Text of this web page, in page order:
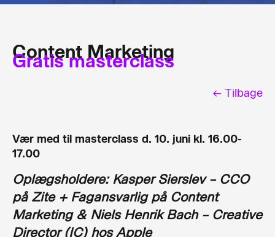
Content Marketing
Gratis masterclass
← Tilbage
Vær med til masterclass d. 10. juni kl. 16.00-
17.00
Oplægsholdere: Kasper Sierslev – CCO
på Zite + Fagansvarlig på Content
Marketing & Niels Henrik Bach – Creative
Director (IC) hos Apple